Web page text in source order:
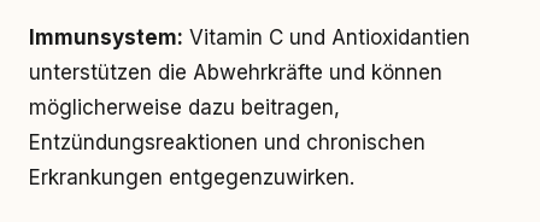
Immunsystem: Vitamin C und Antioxidantien
unterstützen die Abwehrkräfte und können
möglicherweise dazu beitragen,
Entzündungsreaktionen und chronischen
Erkrankungen entgegenzuwirken.